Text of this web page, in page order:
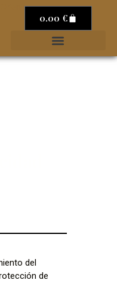
0.00 €
del
de